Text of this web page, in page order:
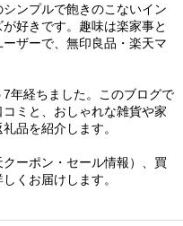
ンプルで飽きのこないイン
好きです。趣味は楽家事と
ザーで、無印良品・楽天マ
年経ちました。このブログで
ミと、おしゃれな雑貨や家
品を紹介します。
ーポン・セール情報）、買
くお届けします。